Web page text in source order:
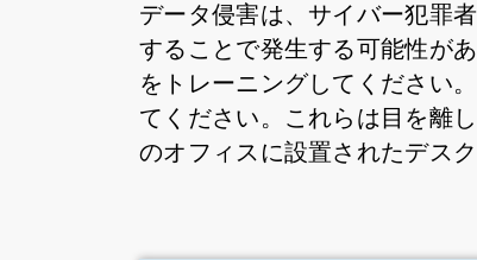
データ侵害は、サイバー犯罪
することで発生する可能性が
をトレーニングしてください
てください。これらは目を離
のオフィスに設置されたデス